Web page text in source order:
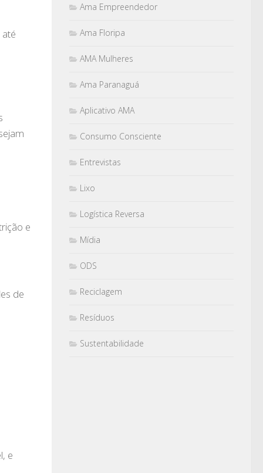
e
de
e
Ama Empreendedor
Ama Floripa
AMA Mulheres
Ama Paranaguá
Aplicativo AMA
Consumo Consciente
Entrevistas
Lixo
Logística Reversa
Mídia
ODS
Reciclagem
Resíduos
Sustentabilidade